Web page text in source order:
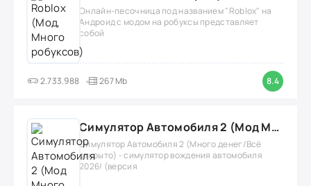
Онлайн-песочница под названием "Roblox" на
Андроид с модом на робуксы представляет
собой
2.733.988 267 Mb 8.4
Симулятор Автомобиля 2 (Мод Много денег/Всё открыто)
Симулятор Автомобиля 2 (Много денег/Всё
открыто) - симулятор вождения автомобиля
2026! (версия